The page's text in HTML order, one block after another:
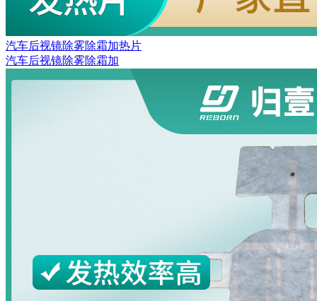
汽车后视镜除雾除霜加热片
汽车后视镜除雾除霜加